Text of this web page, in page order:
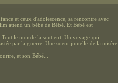
et ceux d'adolescence, sa rencontre avec
attend un bébé de Bébé. Et Bébé est
le monde la soutient. Un voyage qui
par la guerre. Une soeur jumelle de la misère
et son Bébé...